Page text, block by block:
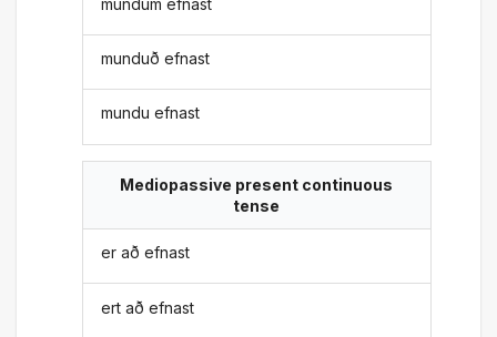
munduð efnast
mundu efnast
Mediopassive present continuous
tense
er að efnast
ert að efnast